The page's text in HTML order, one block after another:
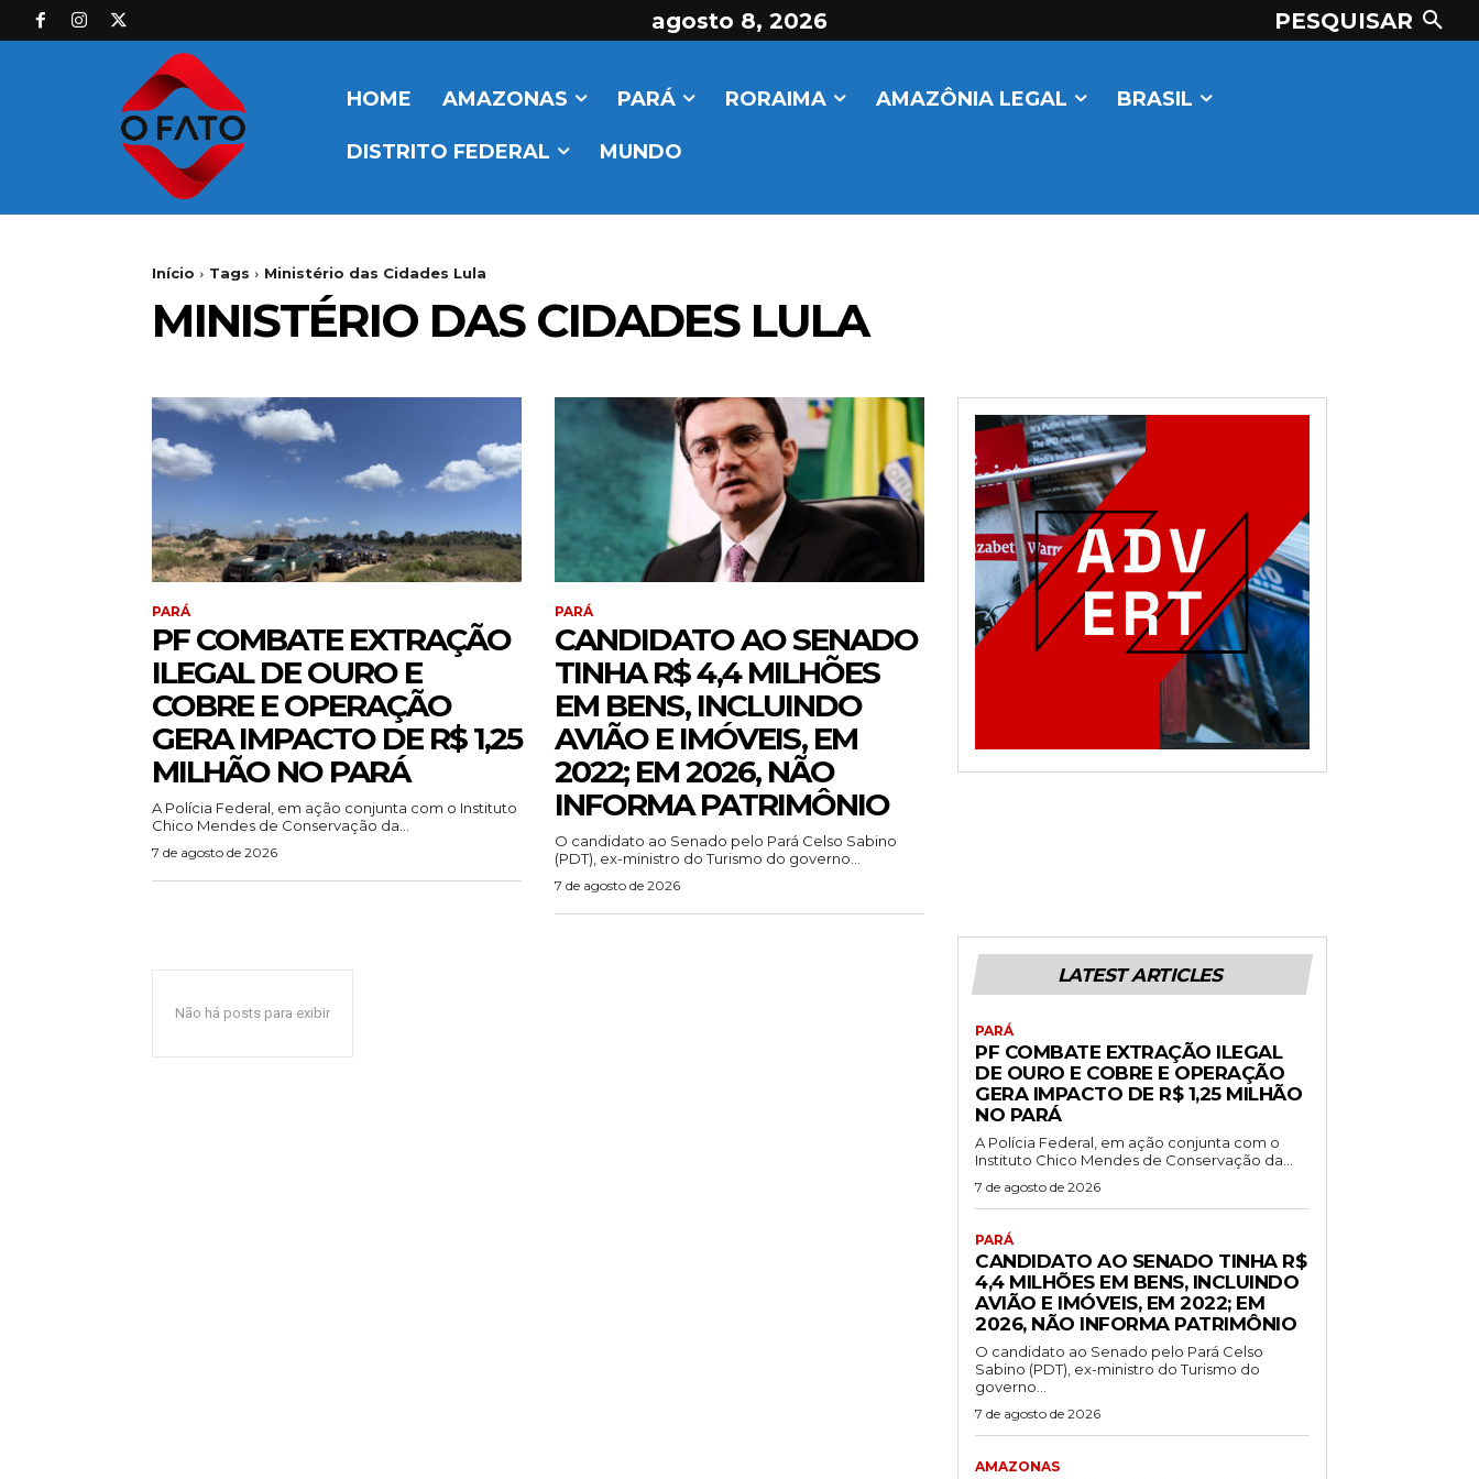
agosto 8, 2026 PESQUISAR
HOME AMAZONAS PARÁ RORAIMA AMAZÔNIA LEGAL BRASIL
DISTRITO FEDERAL MUNDO
Início Tags Ministério das Cidades Lula
MINISTÉRIO DAS CIDADES LULA
PARÁ
PF COMBATE EXTRAÇÃO
ILEGAL DE OURO E
COBRE E OPERAÇÃO
GERA IMPACTO DE R$ 1,25
MILHÃO NO PARÁ
A Polícia Federal, em ação conjunta com o Instituto
Chico Mendes de Conservação da...
7 de agosto de 2026
PARÁ
CANDIDATO AO SENADO
TINHA R$ 4,4 MILHÕES
EM BENS, INCLUINDO
AVIÃO E IMÓVEIS, EM
2022; EM 2026, NÃO
INFORMA PATRIMÔNIO
O candidato ao Senado pelo Pará Celso Sabino
(PDT), ex-ministro do Turismo do governo...
7 de agosto de 2026
Não há posts para exibir
LATEST ARTICLES
PARÁ
PF COMBATE EXTRAÇÃO ILEGAL
DE OURO E COBRE E OPERAÇÃO
GERA IMPACTO DE R$ 1,25 MILHÃO
NO PARÁ
A Polícia Federal, em ação conjunta com o
Instituto Chico Mendes de Conservação da...
7 de agosto de 2026
PARÁ
CANDIDATO AO SENADO TINHA R$
4,4 MILHÕES EM BENS, INCLUINDO
AVIÃO E IMÓVEIS, EM 2022; EM
2026, NÃO INFORMA PATRIMÔNIO
O candidato ao Senado pelo Pará Celso
Sabino (PDT), ex-ministro do Turismo do
governo...
7 de agosto de 2026
AMAZONAS